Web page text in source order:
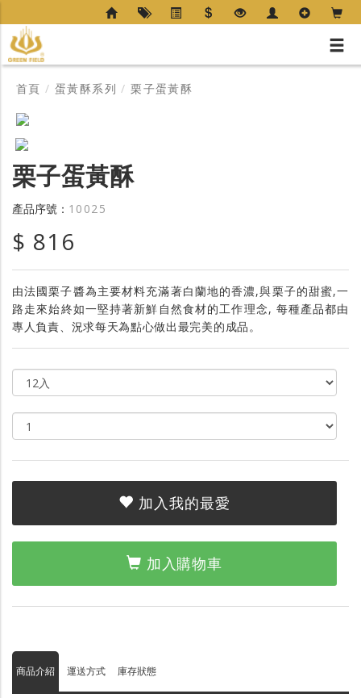
首頁 /蛋黃酥系列 /栗子蛋黃酥
栗子蛋黃酥
產品序號： 10025
$ 816
由法國栗子醬為主要材料充滿著白蘭地的香濃‭,‬與栗子的甜蜜‭,‬一
路走來始終如一堅持著新鮮自然食材的工作理念, 每種產品都由
專人負責、況求每天為點心做出最完美的成品。
加入我的最愛
加入購物車
商品介紹 運送方式 庫存狀態